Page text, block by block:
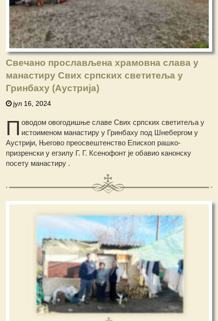
Свечано прослављена храмовна слава у
манастиру Свих српских светитеља у
Гринбаху (Аустрија)
јул 16, 2024
П оводом овогодишње славе Свих српских светитеља у
истоименом манастиру у Гринбаху под Шнебергом у
Аустрији, Његово преосвештенство Епископ рашко-
призренски у егзилу Г. Г. Ксенофонт је обавио канонску
посету манастиру .